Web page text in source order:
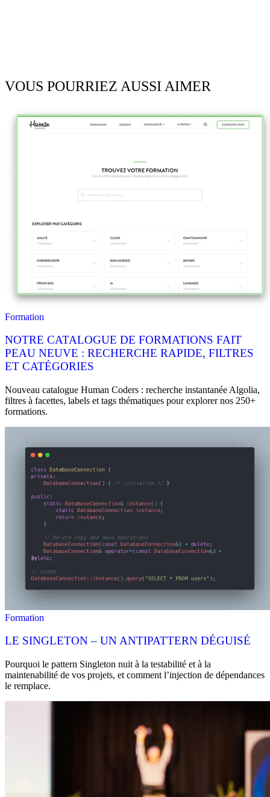
VOUS POURRIEZ AUSSI AIMER
Formation
NOTRE CATALOGUE DE FORMATIONS FAIT
PEAU NEUVE : RECHERCHE RAPIDE, FILTRES
ET CATÉGORIES
Nouveau catalogue Human Coders : recherche instantanée Algolia,
filtres à facettes, labels et tags thématiques pour explorer nos 250+
formations.
Formation
LE SINGLETON – UN ANTIPATTERN DÉGUISÉ
Pourquoi le pattern Singleton nuit à la testabilité et à la
maintenabilité de vos projets, et comment l’injection de dépendances
le remplace.